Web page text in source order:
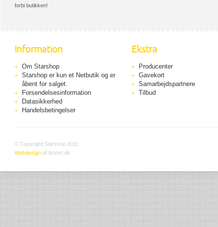
forbi butikken!
Information
Om Starshop
Starshop er kun et Netbutik og er
åbent for salget.
Forsendelsesinformation
Datasikkerhed
Handelsbetingelser
Ekstra
Producenter
Gavekort
Samarbejdspartnere
Tilbud
© Copyright Starshop 2011.
Webdesign af Ikonet.dk